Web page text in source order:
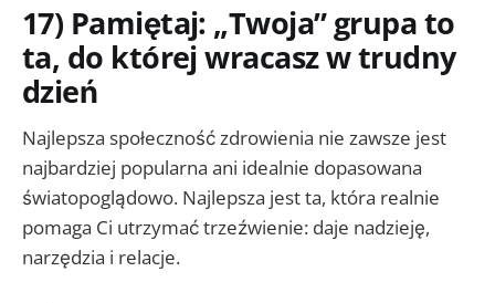
17) Pamiętaj: „Twoja” grupa to
ta, do której wracasz w trudny
dzień
Najlepsza społeczność zdrowienia nie zawsze jest
najbardziej popularna ani idealnie dopasowana
światopoglądowo. Najlepsza jest ta, która realnie
pomaga Ci utrzymać trzeźwienie: daje nadzieję,
narzędzia i relacje.